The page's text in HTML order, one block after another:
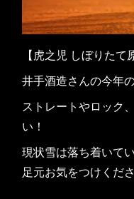
【虎之児 しぼりたて
井手酒造さんの今年
ストレートやロック
い！
現状雪は落ち着いて
足元お気をつけくださ